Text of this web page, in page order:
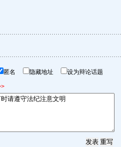
匿名 隐藏地址 设为辩论话题